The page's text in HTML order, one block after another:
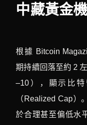
中藏黃金
根據 Bitcoin
期持續回落至約 2
–10），顯示比
（Realized Cap）
於合理甚至偏低水